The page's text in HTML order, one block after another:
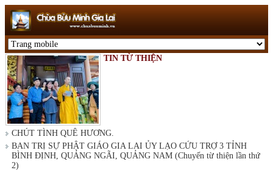
TIN TỪ THIỆN
CHÚT TÌNH QUÊ HƯƠNG.
BAN TRỊ SỰ PHẬT GIÁO GIA LAI ỦY LẠO CỨU TRỢ 3 TỈNH
BÌNH ĐỊNH, QUẢNG NGÃI, QUẢNG NAM (Chuyến từ thiện lần thứ
2)